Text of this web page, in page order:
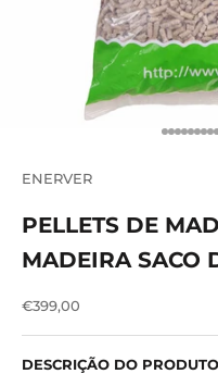
Vá
Vá
Vá
Vá
Vá
Vá
ENERVER
PELLETS DE
MADEIRA SACO
Preço de venda
€399,00
DESCRIÇÃO DO PRODUTO